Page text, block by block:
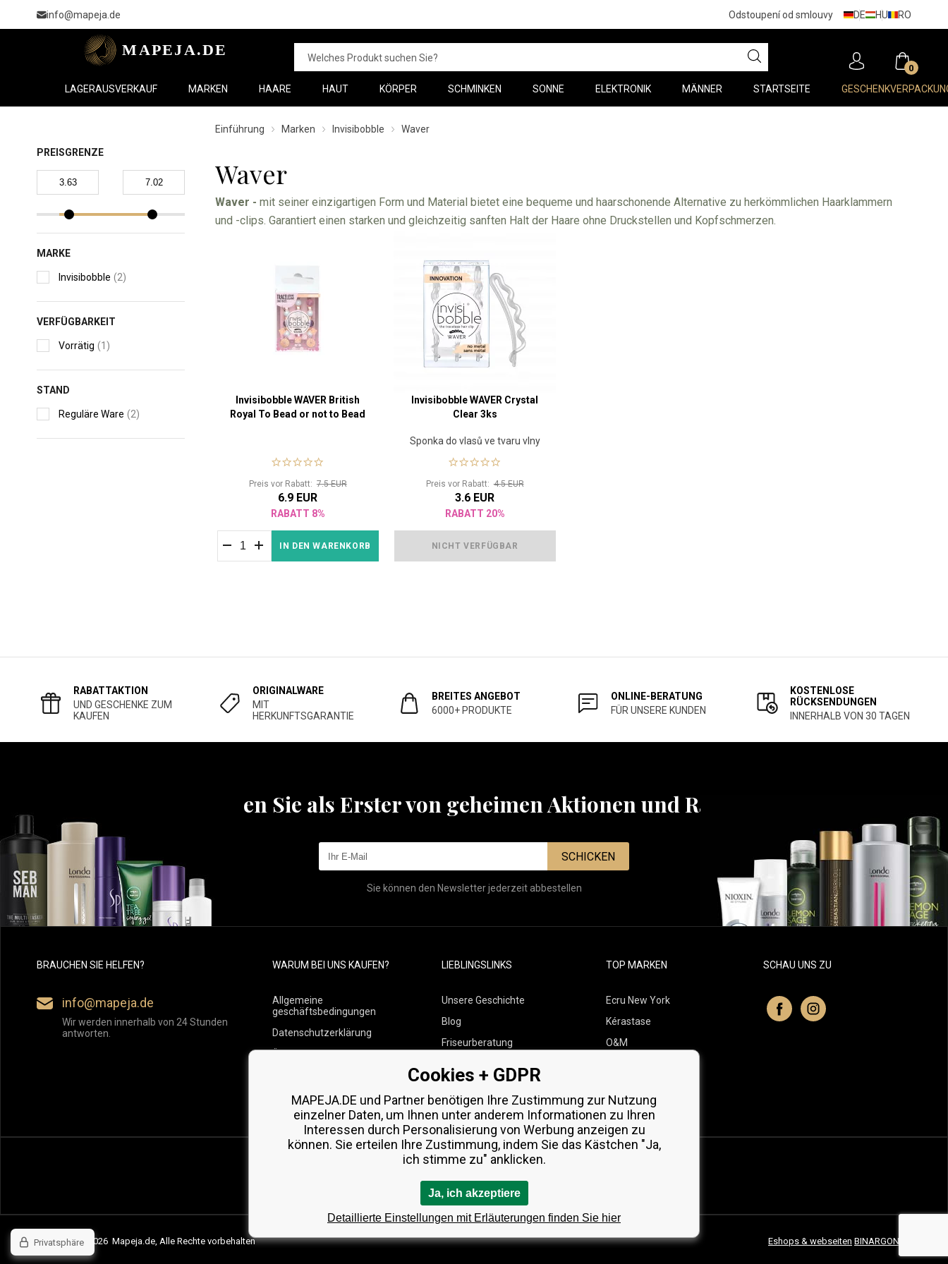
info@mapeja.de Odstoupení od smlouvy DE HU RO
0
LAGERAUSVERKAUF MARKEN HAARE HAUT KÖRPER SCHMINKEN SONNE ELEKTRONIK MÄNNER STARTSEITE
PREISGRENZE
MARKE
Invisibobble (2)
VERFÜGBARKEIT
Vorrätig (1)
STAND
Reguläre Ware (2)
Einführung Marken Invisibobble Waver
Waver
Waver - mit seiner einzigartigen Form und Material bietet eine bequeme und haarschonende Alternative zu herkömmlichen Haarklammern
und -clips. Garantiert einen starken und gleichzeitig sanften Halt der Haare ohne Druckstellen und Kopfschmerzen.
Invisibobble WAVER British
Royal To Bead or not to Bead
Preis vor Rabatt: 7.5 EUR
6.9 EUR
RABATT 8%
IN DEN WARENKORB
Invisibobble WAVER Crystal
Clear 3ks
Sponka do vlasů ve tvaru vlny
Preis vor Rabatt:4.5 EUR
3.6 EUR
RABATT 20%
NICHT VERFÜGBAR
RABATTAKTION
UND GESCHENKE ZUM
KAUFEN
ORIGINALWARE
MIT
HERKUNFTSGARANTIE
BREITES ANGEBOT
6000+ PRODUKTE
ONLINE-BERATUNG
FÜR UNSERE KUNDEN
KOSTENLOSE
RÜCKSENDUNGEN
INNERHALB VON 30 TAGEN
Erfahren Sie als Erster von geheimen Aktionen und Rabatten
SCHICKEN
Sie können den Newsletter jederzeit abbestellen
BRAUCHEN SIE HELFEN?
info@mapeja.de
Wir werden innerhalb von 24 Stunden
antworten.
WARUM BEI UNS KAUFEN?
Allgemeine
geschäftsbedingungen
Datenschutzerklärung
Übersicht über Zahlungen und
LIEBLINGSLINKS
Unsere Geschichte
Blog
Friseurberatung
Kostenlose Produktproben
TOP MARKEN
Ecru New York
Kérastase
O&M
Zenz Organic
SCHAU UNS ZU
Copyright © 2026 Mapeja.de, Alle Rechte vorbehalten Eshops & webseiten BINARGON.cz
Cookies + GDPR
MAPEJA.DE und Partner benötigen Ihre Zustimmung zur Nutzung
einzelner Daten, um Ihnen unter anderem Informationen zu Ihren
Interessen durch Personalisierung von Werbung anzeigen zu
können. Sie erteilen Ihre Zustimmung, indem Sie das Kästchen "Ja,
ich stimme zu" anklicken.
Ja, ich akzeptiere
Detaillierte Einstellungen mit Erläuterungen finden Sie hier
Privatsphäre